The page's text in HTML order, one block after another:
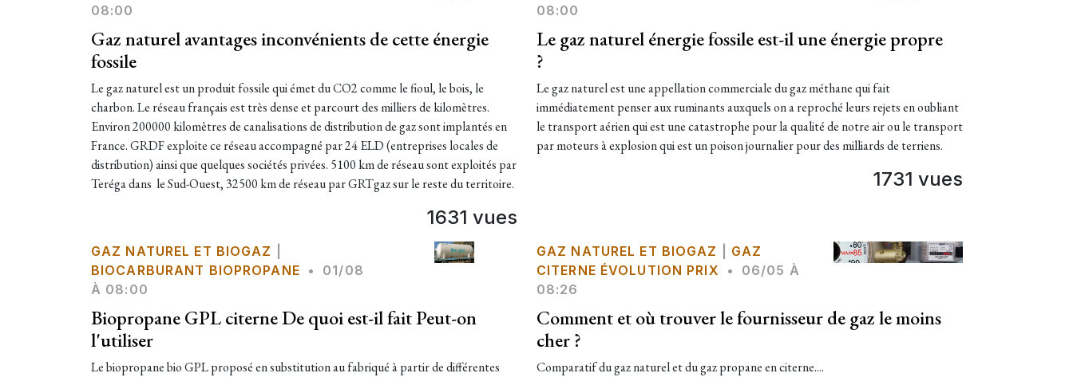
08:00
Gaz naturel avantages inconvénients de cette énergie
fossile
Le gaz naturel est un produit fossile qui émet du CO2 comme le fioul, le bois, le
charbon. Le réseau français est très dense et parcourt des milliers de kilomètres.
Environ 200000 kilomètres de canalisations de distribution de gaz sont implantés en
France. GRDF exploite ce réseau accompagné par 24 ELD (entreprises locales de
distribution) ainsi que quelques sociétés privées. 5100 km de réseau sont exploités par
Teréga dans le Sud-Ouest, 32500 km de réseau par GRTgaz sur le reste du territoire.
1631 vues
08:00
Le gaz naturel énergie fossile est-il une énergie propre
?
Le gaz naturel est une appellation commerciale du gaz méthane qui fait
immédiatement penser aux ruminants auxquels on a reproché leurs rejets en oubliant
le transport aérien qui est une catastrophe pour la qualité de notre air ou le transport
par moteurs à explosion qui est un poison journalier pour des milliards de terriens.
1731 vues
GAZ NATUREL ET BIOGAZ
BIOCARBURANT BIOPROPANE •
01/08
À 08:00
Biopropane GPL citerne De quoi est-il fait Peut-on
l'utiliser
Le biopropane bio GPL proposé en substitution au fabriqué à partir de différentes
GAZ NATUREL ET BIOGAZ
GAZ
CITERNE ÉVOLUTION PRIX
•
06/05 À
08:26
Comment et où trouver le fournisseur de gaz le moins
cher ?
Comparatif du gaz naturel et du gaz propane en citerne....